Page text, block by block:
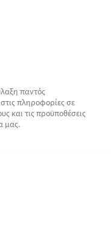
παντός
πληροφορίες σε
και τις προϋποθέσεις
μας.